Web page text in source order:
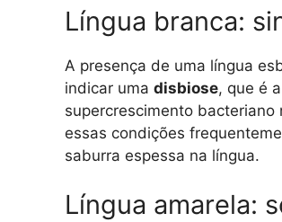
Língua branca:
A presença de uma língua
indicar uma disbiose, que é
supercrescimento bacteriano
essas condições
saburra espessa na língua.
Língua amarela: